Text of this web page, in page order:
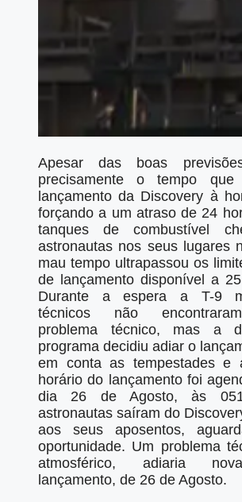
Apesar das boas
precisamente o tempo
lançamento da Discovery à
forçando a um atraso de 24
tanques de combustível
astronautas nos seus lugares
mau tempo ultrapassou os
de lançamento disponível a
Durante a espera a T-9
técnicos não
problema técnico, mas a
programa decidiu adiar o
em conta as tempestades e
horário do lançamento foi
dia 26 de Agosto, às
astronautas saíram do
aos seus aposentos,
oportunidade. Um problema
atmosférico, adiaria
lançamento, de 26 de Agosto.